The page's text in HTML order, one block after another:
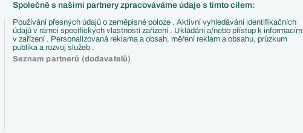
Zápasy
Livescore
Společně s našimi partnery zpracováváme údaje s tímto cílem:
Používání přesných údajů o zeměpisné poloze . Aktivní vyhledávání identifikačních
údajů v rámci specifických vlastností zařízení . Ukládání a/nebo přístup k informacím
v zařízení . Personalizovaná reklama a obsah, měření reklam a obsahu, průzkum
publika a rozvoj služeb .
Seznam partnerů (dodavatelů)